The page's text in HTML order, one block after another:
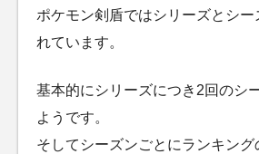
ポケモン剣盾ではシリーズとシ
れています。
基本的にシリーズにつき2回のシ
ようです。
そしてシーズンごとにランキン